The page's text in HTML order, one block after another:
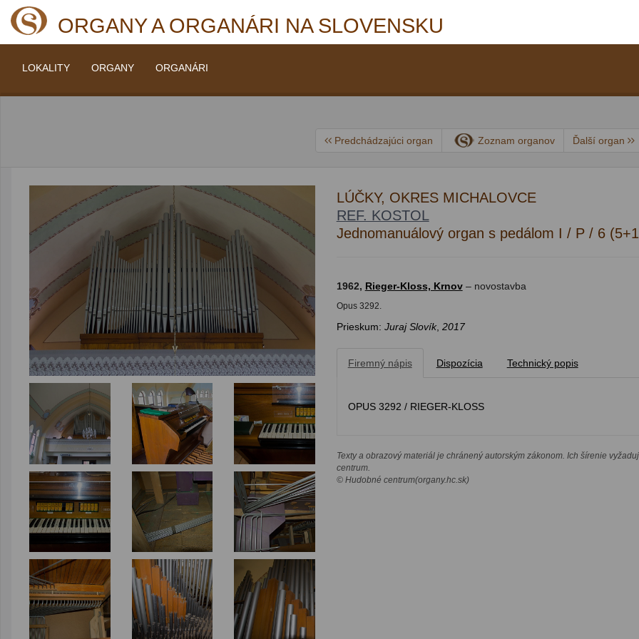
ORGANY A ORGANÁRI NA SLOVENSKU
LOKALITY ORGANY ORGANÁRI
Predchádzajúci organ Zoznam organov Ďalší organ
LÚČKY, OKRES MICHALOVCE
REF. KOSTOL
Jednomanuálový organ s pedálom I / P / 6
1962, Rieger-Kloss, Krnov– novostavba
Opus 3292.
Prieskum: Juraj Slovík, 2017
Firemný nápis Dispozícia Technický popis
OPUS 3292 / RIEGER-KLOSS
Texty a obrazový materiál je chránený autorským zákonom. Ich šírenie
centrum.
© Hudobné centrum(organy.hc.sk)